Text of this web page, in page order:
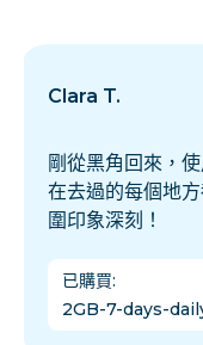
Clara T.
剛從黑角回來，
在去過的每個地
圍印象深刻！
已購買:
2GB-7-days-